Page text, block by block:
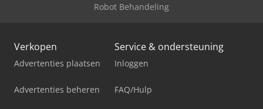
Robot Behandeling
Verkopen
Advertenties plaatsen
Advertenties beheren
Service & ondersteuning
Inloggen
FAQ/Hulp